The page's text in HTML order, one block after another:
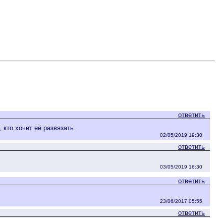
ответить
хочет её развязать.
02/05/2019 19:30
ответить
03/05/2019 16:30
ответить
23/06/2017 05:55
ответить